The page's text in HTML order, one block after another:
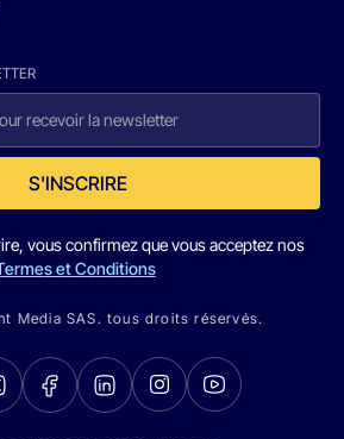
S'INSCRIRE
vous confirmez que vous acceptez nos
et Conditions
Media SAS. tous droits réservés.